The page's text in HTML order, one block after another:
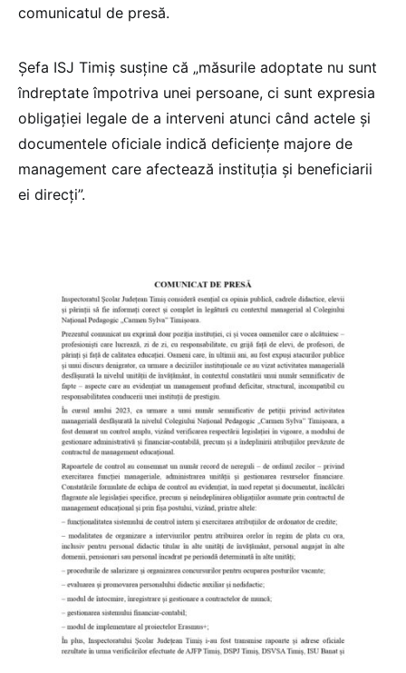
comunicatul de presă.
Șefa ISJ Timiș susține că „măsurile adoptate nu sunt
îndreptate împotriva unei persoane, ci sunt expresia
obligației legale de a interveni atunci când actele și
documentele oficiale indică deficiențe majore de
management care afectează instituția și beneficiarii
ei direcți”.